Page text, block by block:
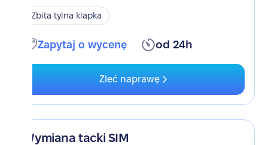
Zbita tylna klapka
Zapytaj o wycenę od 24h
Zleć naprawę
Wymiana tacki SIM